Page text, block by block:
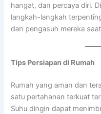
hangat, dan percaya diri.
langkah-langkah
dan pengasuh mereka
Tips Persiapan di Rumah
Rumah yang aman dan
satu pertahanan terkuat
Suhu dingin dapat